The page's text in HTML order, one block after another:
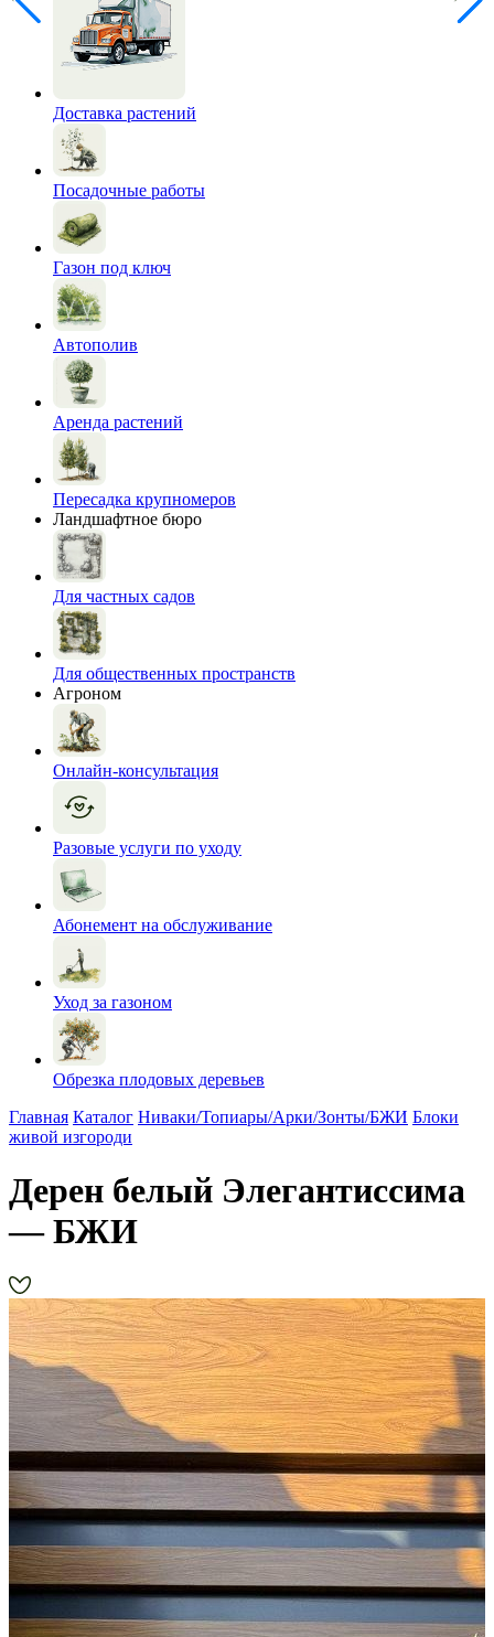
Доставка растений
Посадочные работы
Газон под ключ
Автополив
Аренда растений
Пересадка крупномеров
Ландшафтное бюро
Для частных садов
Для общественных пространств
Агроном
Онлайн-консультация
Разовые услуги по уходу
Абонемент на обслуживание
Уход за газоном
Обрезка плодовых деревьев
Главная Каталог Ниваки/Топиары/Арки/Зонты/БЖИ Блоки
живой изгороди
Дерен белый Элегантиссима
— БЖИ